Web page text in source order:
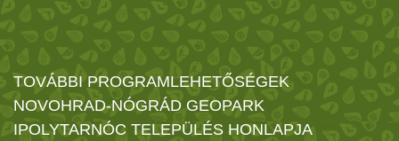
TOVÁBBI PROGRAMLEHETŐSÉGEK
NOVOHRAD-NÓGRÁD GEOPARK
IPOLYTARNÓC TELEPÜLÉS HONLAPJA